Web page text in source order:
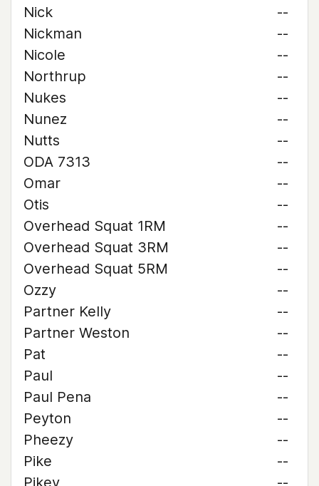
Nick
--
Nickman
--
Nicole
--
Northrup
--
Nukes
--
Nunez
--
Nutts
--
ODA 7313
--
Omar
--
Otis
--
Overhead Squat 1RM
--
Overhead Squat 3RM
--
Overhead Squat 5RM
--
Ozzy
--
Partner Kelly
--
Partner Weston
--
Pat
--
Paul
--
Paul Pena
--
Peyton
--
Pheezy
--
Pike
--
Pikey
--